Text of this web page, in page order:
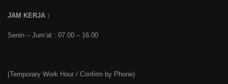
JAM KERJA :
Senin – Jum’at : 07.00 – 16.00
(Temporary Work Hour / Confirm by Phone)